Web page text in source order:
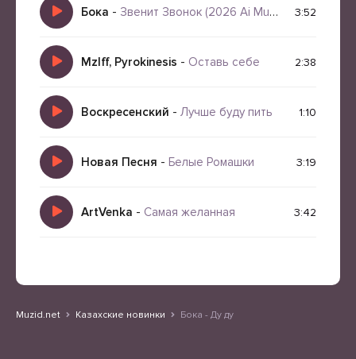
Бока - Звенит Звонок (2026 Ai Muzic) 3:52
Mzlff, Pyrokinesis - Оставь себе 2:38
Воскресенский - Лучше буду пить 1:10
Новая Песня - Белые Ромашки 3:19
ArtVenka - Самая желанная 3:42
Muzid.net Казахские новинки Бока - Ду ду